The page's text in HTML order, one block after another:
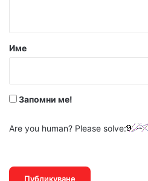
р
Име
Запомни ме!
Are you human? Please solve: